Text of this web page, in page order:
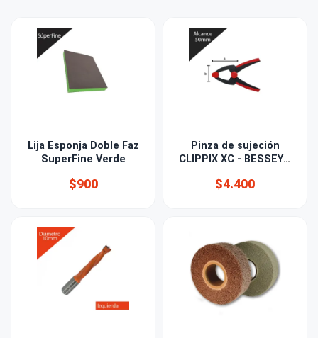
Lija Esponja Doble Faz
SuperFine Verde
$900
Pinza de sujeción
CLIPPIX XC - BESSEY®
$4.400